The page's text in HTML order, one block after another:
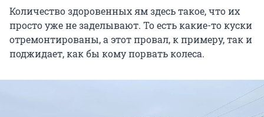
Количество здоровенных ям здесь такое, что их
просто уже не заделывают. То есть какие-то куски
отремонтированы, а этот провал, к примеру, так и
поджидает, как бы кому порвать колеса.